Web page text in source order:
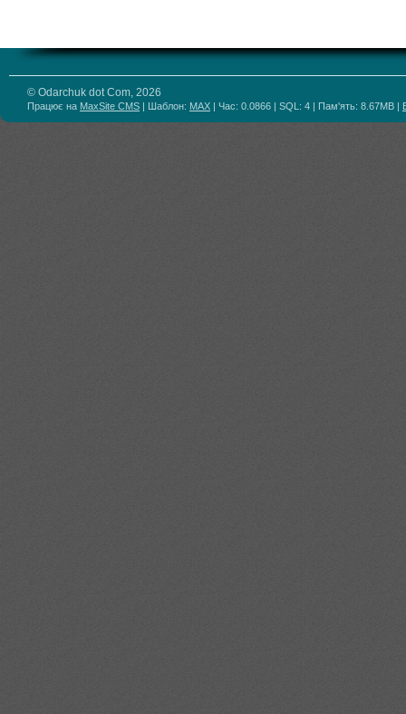
© Odarchuk dot Com, 2026
Працює на MaxSite CMS | Шаблон: MAX | Час: 0.0866 | SQL: 4 | Пам'ять: 8.67MB |